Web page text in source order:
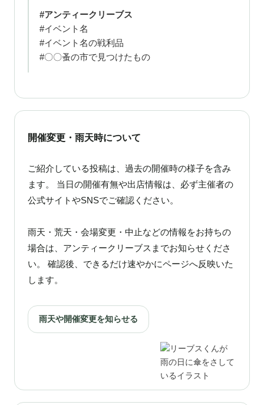
#アンティークリーブス
#イベント名
#イベント名の戦利品
#〇〇蚤の市で見つけたもの
開催変更・雨天時について
ご紹介している投稿は、過去の開催時の様子を含み
ます。 当日の開催有無や出店情報は、必ず主催者の
公式サイトやSNSでご確認ください。
雨天・荒天・会場変更・中止などの情報をお持ちの
場合は、アンティークリーブスまでお知らせくださ
い。 確認後、できるだけ速やかにページへ反映いた
します。
雨天や開催変更を知らせる